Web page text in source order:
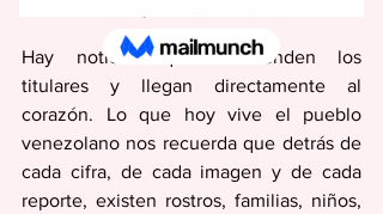
Hay noticias que trascienden los
titulares y llegan directamente al
corazón. Lo que hoy vive el pueblo
venezolano nos recuerda que detrás de
cada cifra, de cada imagen y de cada
reporte, existen rostros, familias, niños,